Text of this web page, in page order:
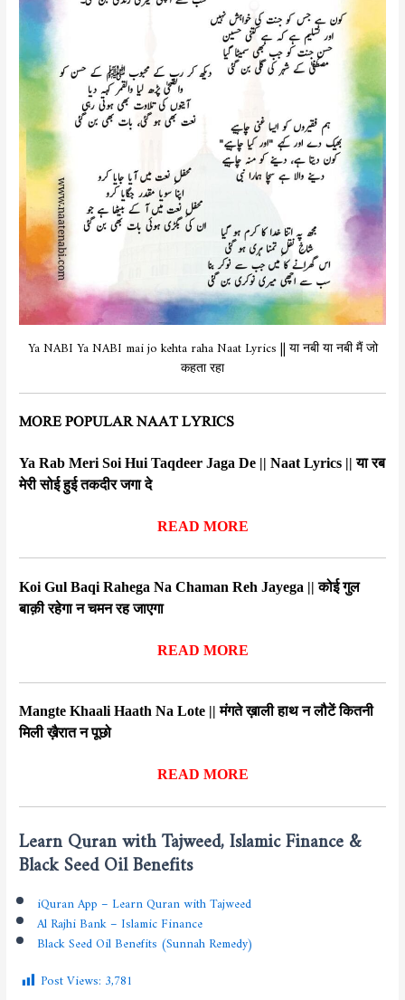
Ya NABI Ya NABI mai jo kehta raha Naat Lyrics || या नबी या नबी मैं जो
कहता रहा
MORE POPULAR NAAT LYRICS
Ya Rab Meri Soi Hui Taqdeer Jaga De || Naat Lyrics || या रब
मेरी सोई हुई तकदीर जगा दे
READ MORE
Koi Gul Baqi Rahega Na Chaman Reh Jayega || कोई गुल
बाक़ी रहेगा न चमन रह जाएगा
READ MORE
Mangte Khaali Haath Na Lote || मंगते ख़ाली हाथ न लौटें कितनी
मिली ख़ैरात न पूछो
READ MORE
Learn Quran with Tajweed, Islamic Finance &
Black Seed Oil Benefits
iQuran App – Learn Quran with Tajweed
Al Rajhi Bank – Islamic Finance
Black Seed Oil Benefits (Sunnah Remedy)
Post Views:3,781